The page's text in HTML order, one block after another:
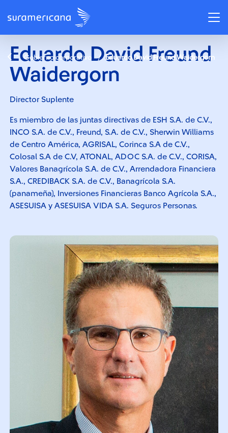
Gobierno corporativo / Eduardo David Freund Waidergorn
Eduardo David Freund
Waidergorn
Director Suplente
Es miembro de las juntas directivas de ESH S.A. de C.V.,
INCO S.A. de C.V., Freund, S.A. de C.V., Sherwin Williams
de Centro América, AGRISAL, Corinca S.A de C.V.,
Colosal S.A de C.V, ATONAL, ADOC S.A. de C.V., CORISA,
Valores Banagrícola S.A. de C.V., Arrendadora Financiera
S.A., CREDIBACK S.A. de C.V., Banagrícola S.A.
(panameña), Inversiones Financieras Banco Agrícola S.A.,
ASESUISA y ASESUISA VIDA S.A. Seguros Personas.